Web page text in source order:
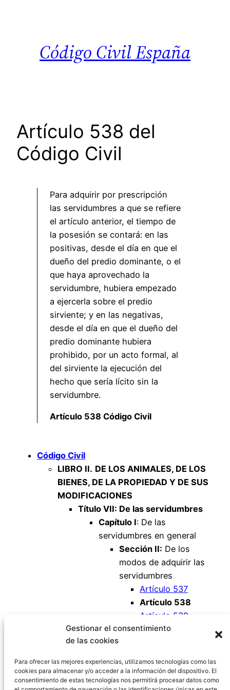
Gestionar el consentimiento
de las cookies
Para ofrecer las mejores experiencias, utilizamos tecnologías como las
cookies para almacenar y/o acceder a la información del dispositivo. El
consentimiento de estas tecnologías nos permitirá procesar datos como
Código Civil España
Artículo 538 del
Código Civil
Para adquirir por prescripción
las servidumbres a que se refiere
el artículo anterior, el tiempo de
la posesión se contará: en las
positivas, desde el día en que el
dueño del predio dominante, o el
que haya aprovechado la
servidumbre, hubiera empezado
a ejercerla sobre el predio
sirviente; y en las negativas,
desde el día en que el dueño del
predio dominante hubiera
prohibido, por un acto formal, al
del sirviente la ejecución del
hecho que sería lícito sin la
servidumbre.
Artículo 538 Código Civil
Código Civil
LIBRO II. DE LOS ANIMALES, DE LOS
BIENES, DE LA PROPIEDAD Y DE SUS
MODIFICACIONES
Título VII: De las servidumbres
Capítulo I: De las
servidumbres en general
Sección II: De los
modos de adquirir las
servidumbres
Artículo 537
Artículo 538
Artículo 539
Artículo 540